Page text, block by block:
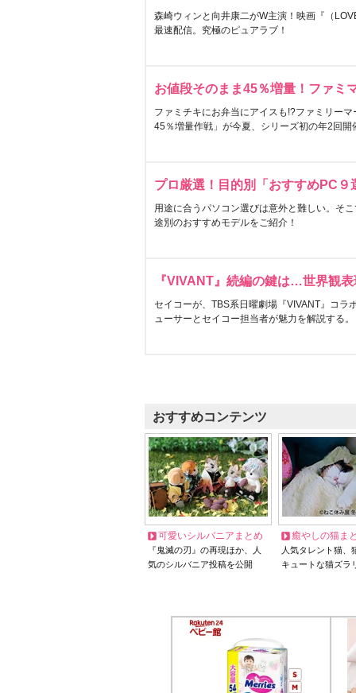
森崎ウィンと向井康二がW主演！映画『（
最速配信。究極のピュアラブ！
お値段そのまま45％増量！ファミ
ファミチキにお弁当にアイスも!?ファミリー
45％増量作戦」が今夏、シリーズ初の年2回開
プロ厳選！目的別「おすすめPC９
用途に合うパソコン選びは意外と難しい。そ
途別のおすすめモデルをご紹介！
『VIVANT』続編の鍵は…世界観
セイコーが、TBS系日曜劇場『VIVANT』コラ
ューサーとセイコー担当者が魅力を解説する。
おすすめコンテンツ
可愛いシルバニアまとめ
『鬼滅の刃』の再現ほか、人
気のシルバニア投稿を公開
癒やしの猫ま
人気タレント猫
キュートな猫ズラ